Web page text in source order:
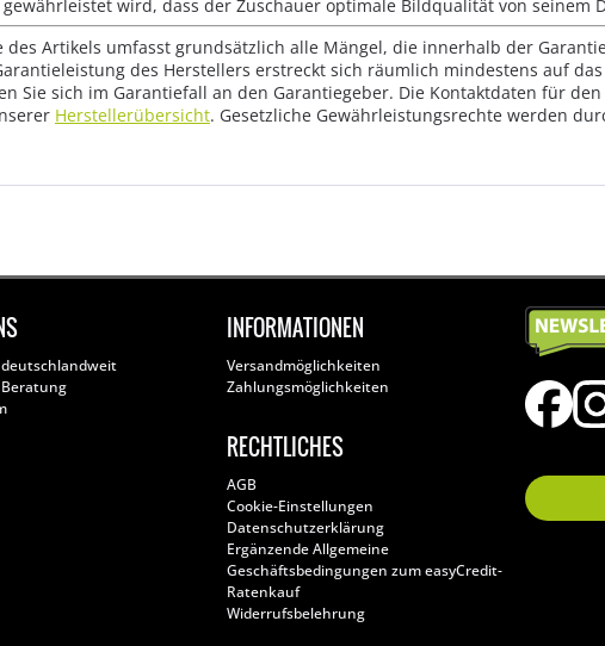
wird, dass der Zuschauer optimale Bildqualität von seinem
des Artikels umfasst grundsätzlich alle Mängel, die innerhalb der
des Herstellers erstreckt sich räumlich mindestens auf
Sie sich im Garantiefall an den Garantiegeber. Die Kontaktdaten für
Herstellerübersicht. Gesetzliche Gewährleistungsrechte werden
deutschlandweit
INFORMATIONEN
Versandmöglichkeiten
Zahlungsmöglichkeiten
RECHTLICHES
AGB
Cookie-Einstellungen
Datenschutzerklärung
Ergänzende Allgemeine
Geschäftsbedingungen zum easyCredit-
Ratenkauf
Widerrufsbelehrung